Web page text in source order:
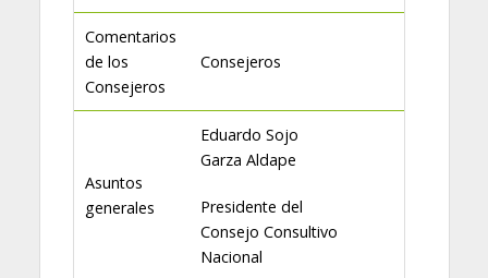
Comentarios
de los
Consejeros
Consejeros
Asuntos
generales
Eduardo Sojo
Garza Aldape
Presidente del
Consejo Consultivo
Nacional